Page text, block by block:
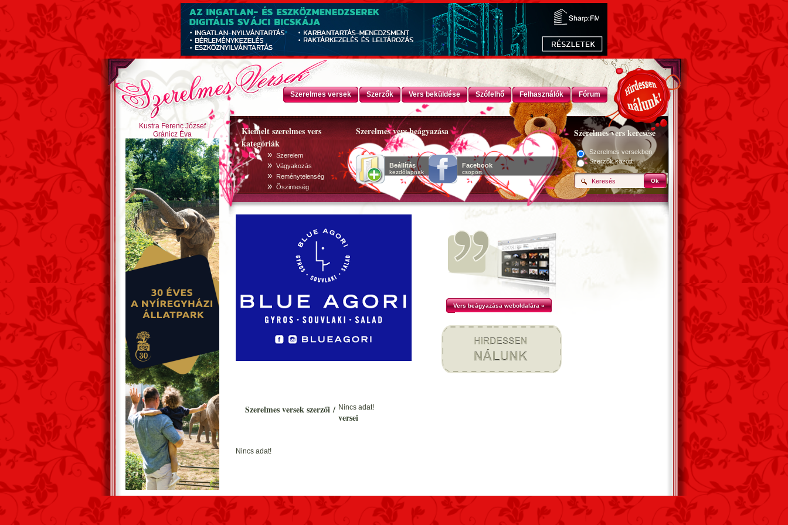
Szerelmes versek Szerzők Vers beküldése Szófelhő Felhasználók Fórum
Kiemelt szerelmes vers
kategóriák
» Szerelem
» Vágyakozás
» Reménytelenség
» Õszinteség
Szerelmes vers beágyazása
Beállítás
kezdőlapnak
Facebook
csoport
Szerelmes vers keresése
Szerelmes versekben
Szerzők között
Ok
Kustra Ferenc József
Gránicz Éva
Vers beágyazása weboldalára »
Szerelmes versek szerzői / Nincs adat!
versei
Nincs adat!